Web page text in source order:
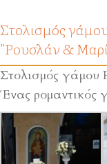
Στολισμός
"Ρουσλάν &
Στολισμός
Ένας ρομαντικός